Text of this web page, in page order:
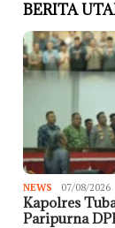
BERITA
NEWS 07/08/2026
Kapolres
Paripurna